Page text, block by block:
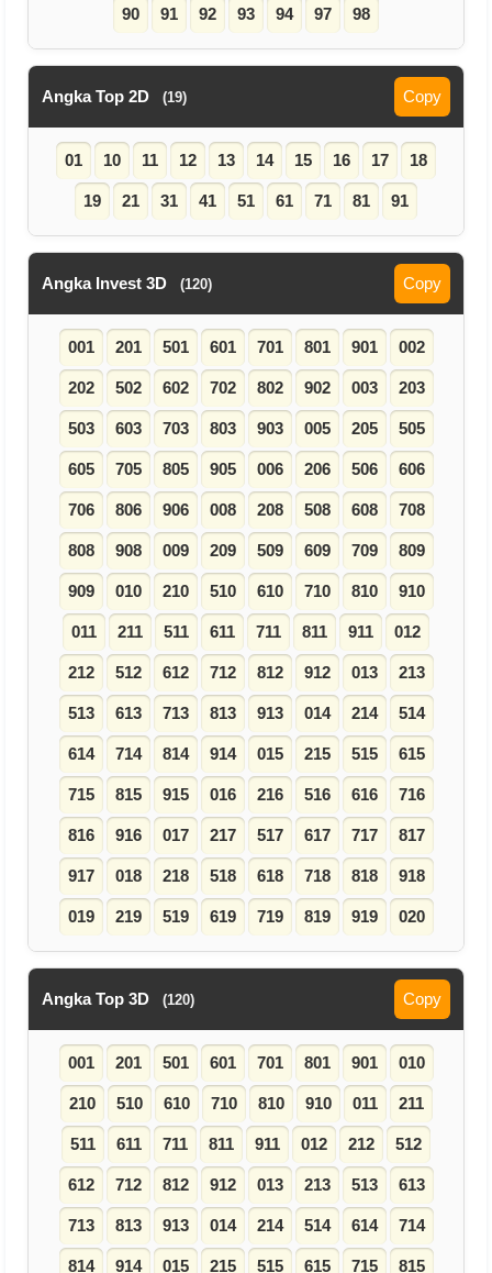
90 91 92 93 94 97 98
Angka Top 2D (19) Copy
01 10 11 12 13 14 15 16 17 18
19 21 31 41 51 61 71 81 91
Angka Invest 3D (120) Copy
001 201 501 601 701 801 901 002
202 502 602 702 802 902 003 203
503 603 703 803 903 005 205 505
605 705 805 905 006 206 506 606
706 806 906 008 208 508 608 708
808 908 009 209 509 609 709 809
909 010 210 510 610 710 810 910
011 211 511 611 711 811 911 012
212 512 612 712 812 912 013 213
513 613 713 813 913 014 214 514
614 714 814 914 015 215 515 615
715 815 915 016 216 516 616 716
816 916 017 217 517 617 717 817
917 018 218 518 618 718 818 918
019 219 519 619 719 819 919 020
Angka Top 3D (120) Copy
001 201 501 601 701 801 901 010
210 510 610 710 810 910 011 211
511 611 711 811 911 012 212 512
612 712 812 912 013 213 513 613
713 813 913 014 214 514 614 714
814 914 015 215 515 615 715 815